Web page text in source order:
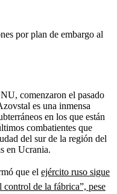
por plan de embargo al
comenzaron el pasado
es una inmensa
en los que están
combatientes que
del sur de la región del
en Ucrania.
que el ejército ruso sigue
de la fábrica”, pese